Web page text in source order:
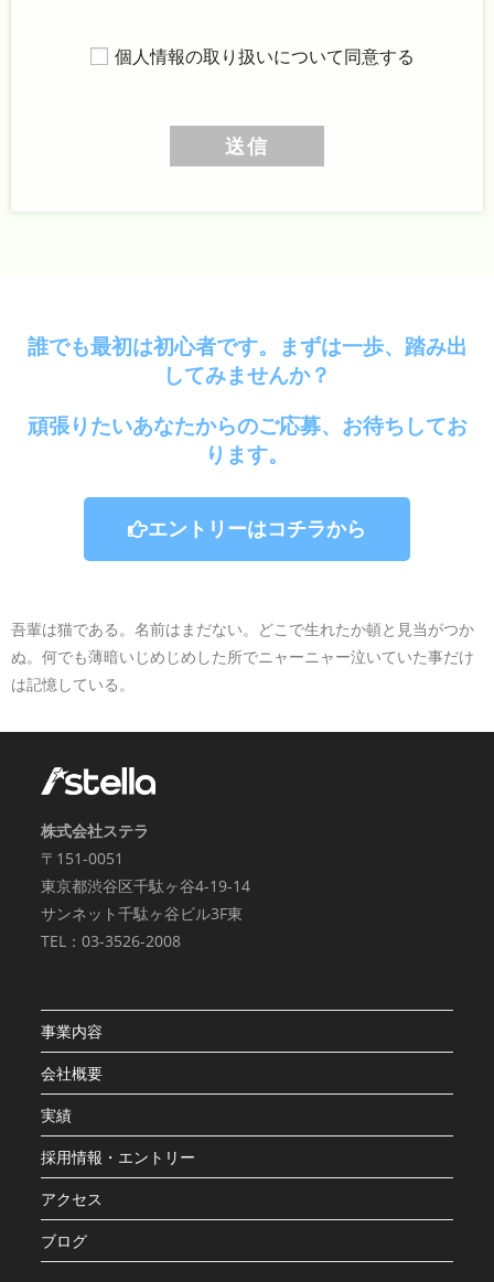
個人情報保護管理部署および連絡先
個人情報の利用目的
・お問い合わせ対応（本人の連絡を含む）のた
ご本人様は、当社に対して、本件に関する個人
情報の開示等に関して、下記の当社問合せ窓口
に申し出ることができます。
その際、当社はお客様ご本人を確認させていた
だいたうえで、合理的な期間内に対応いたしま
す。
【お問い合わせ窓口】
東京都渋谷区道玄坂2-9-10 K＆Kビル3F
電話：03-3526-2008
メールアドレス：saiyo@stella-second.com
（受付時間 9:00～18:00※）
※土・日曜日、祝日、年末年始、ゴールデンウ
ィーク期間は翌営業日以降の対応とさせていた
だきます。
個人情報の取り扱いについて同意する
誰でも最初は初心者です。まずは一歩、踏み出
してみませんか？
頑張りたいあなたからのご応募、お待ちしてお
ります。
エントリーはコチラから
吾輩は猫である。名前はまだない。どこで生れたか頓と見当がつか
ぬ。何でも薄暗いじめじめした所でニャーニャー泣いていた事だけ
は記憶している。
株式会社ステラ
〒151-0051
東京都渋谷区千駄ヶ谷4-19-14
サンネット千駄ヶ谷ビル3F東
TEL：03-3526-2008
事業内容
会社概要
実績
採用情報・エントリー
アクセス
ブログ